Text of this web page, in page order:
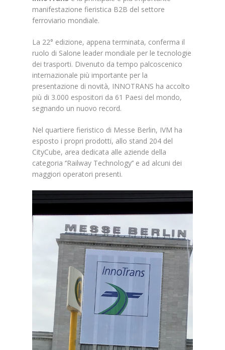
manifestazione fieristica B2B del settore
ferroviario mondiale.
La 22° edizione, appena terminata, conferma il
ruolo di Salone leader mondiale per le tecnologie
dei trasporti. Divenuto da tempo palcoscenico
internazionale più importante per la
presentazione di novità, INNOTRANS ha accolto
più di 3.000 espositori da 61 Paesi del mondo,
segnando un nuovo record.
Nel quartiere fieristico di Messe Berlin, IVM ha
esposto i propri prodotti, allo stand 204 del
CityCube, area dedicata alle aziende della
categoria ‘’Railway Technology’’ e ad alcuni dei
maggiori operatori presenti.